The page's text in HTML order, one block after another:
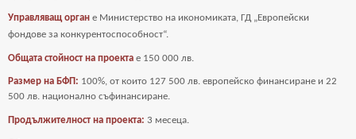
Управляващ орган е Министерство на икономиката, ГД „Европейски
фондове за конкурентоспособност“.
Общата стойност на проекта е 150 000 лв.
Размер на БФП: 100%, от които 127 500 лв. европейско финансиране и 22
500 лв. национално съфинансиране.
Продължителност на проекта: 3 месеца.